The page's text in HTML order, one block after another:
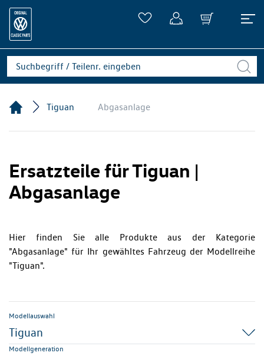
Tiguan Abgasanlage
Ersatzteile für Tiguan |
Abgasanlage
Hier finden Sie alle Produkte aus der Kategorie
"Abgasanlage" für Ihr gewähltes Fahrzeug der Modellreihe
"Tiguan".
Modellauswahl
Tiguan
Modellgeneration